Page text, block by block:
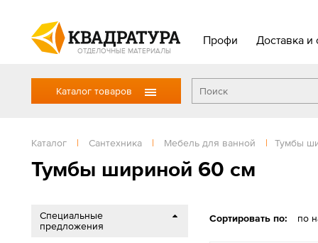
ОТДЕЛОЧНЫЕ МАТЕРИАЛЫ
Профи Доставка и
Каталог товаров
Каталог | Сантехника | Мебель для ванной | Тумбы
Тумбы шириной 60 см
Сортировать по: по
Специальные
предложения